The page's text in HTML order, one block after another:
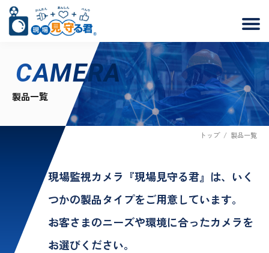
CAMERA
製品一覧
トップ / 製品一覧
現場監視カメラ『現場見守る君』は、 いく
つかの製品タイプをご用意しています。
お客さまのニーズや環境に合ったカメラを
お選びください。